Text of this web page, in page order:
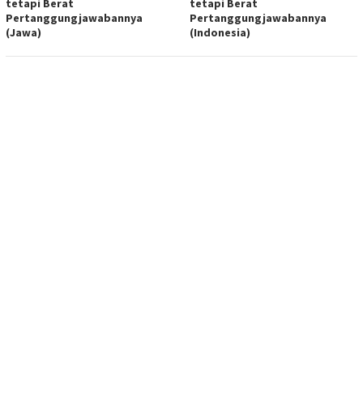
tetapi Berat
Pertanggungjawabannya
(Jawa)
tetapi Berat
Pertanggungjawabannya
(Indonesia)